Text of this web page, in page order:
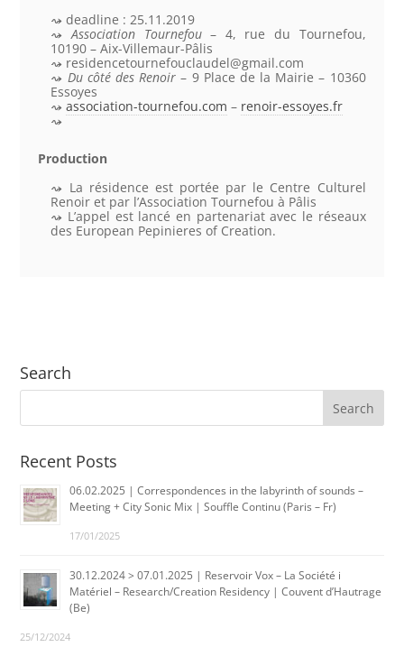
deadline : 25.11.2019
Association Tournefou– 4, rue du Tournefou,
10190 – Aix-Villemaur-Pâlis
residencetournefouclaudel@gmail.com
Du côté des Renoir – 9 Place de la Mairie – 10360
Essoyes
association-tournefou.com – renoir-essoyes.fr
Production
La résidence est portée par le Centre Culturel
Renoir et par l’Association Tournefou à Pâlis
L’appel est lancé en partenariat avec le réseaux
des European Pepinieres of Creation.
Search
Recent Posts
06.02.2025 | Correspondences in the labyrinth of sounds –
Meeting + City Sonic Mix | Souffle Continu (Paris – Fr)
17/01/2025
30.12.2024 > 07.01.2025 | Reservoir Vox – La Société i
Matériel – Research/Creation Residency | Couvent d’Hautrage
(Be)
25/12/2024